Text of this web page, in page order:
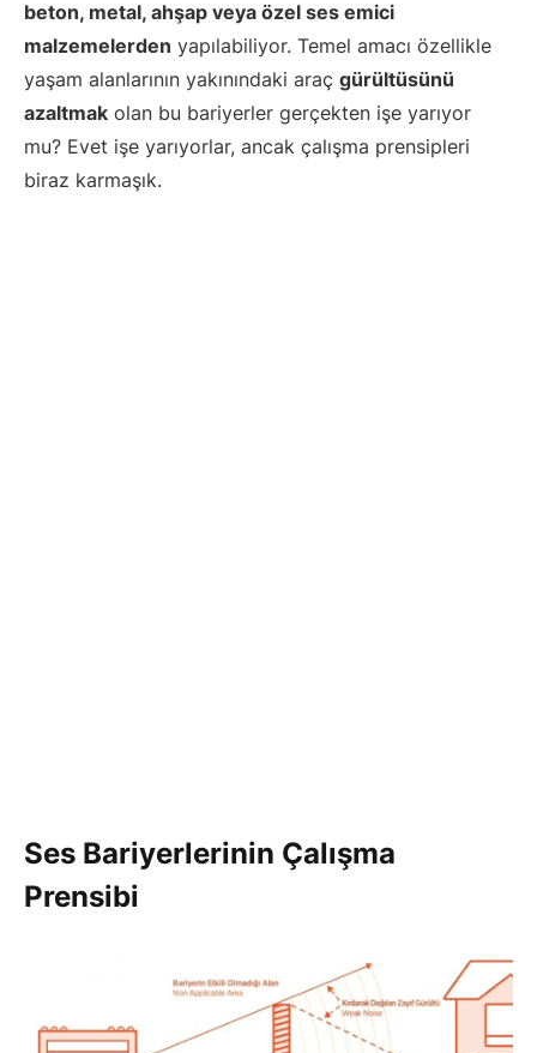
beton, metal, ahşap veya özel ses emici
malzemelerden yapılabiliyor. Temel amacı özellikle
yaşam alanlarının yakınındaki araç gürültüsünü
azaltmak olan bu bariyerler gerçekten işe yarıyor
mu? Evet işe yarıyorlar, ancak çalışma prensipleri
biraz karmaşık.
Ses Bariyerlerinin Çalışma
Prensibi